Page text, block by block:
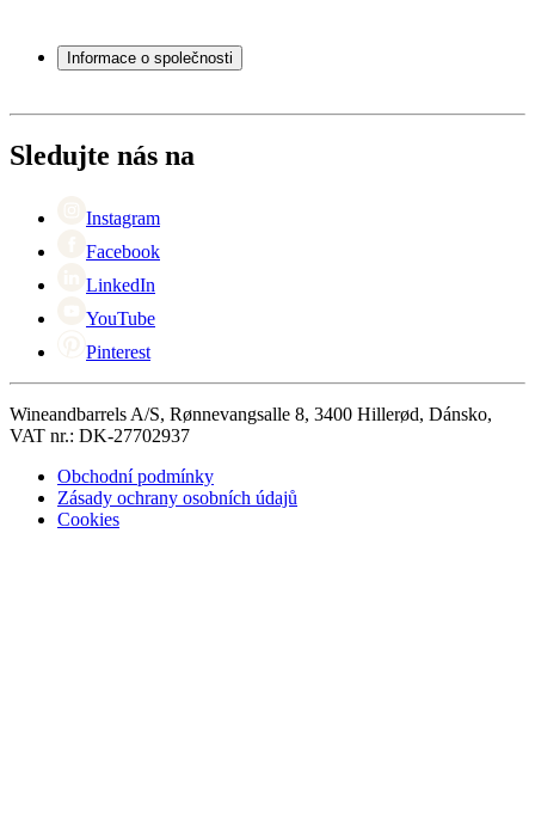
Servisní případ
Platba
Vrácení
Informace o společnosti
Black Friday
Singles Day
Sledujte nás na
Instagram
Facebook
LinkedIn
YouTube
Pinterest
Wineandbarrels A/S, Rønnevangsalle 8, 3400 Hillerød, Dánsko,
VAT nr.: DK-27702937
Obchodní podmínky
Zásady ochrany osobních údajů
Cookies